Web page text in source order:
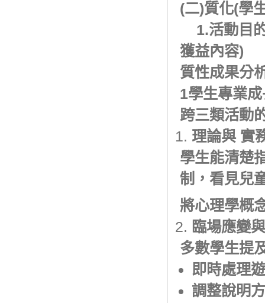
(二)質化(學
1.活動目
獲益內容)
質性成果分
1學生專業
跨三類活動
理論與 實
學生能清楚
制，看見兒
將心理學概
臨場應變
多數學生提
即時處理
調整說明